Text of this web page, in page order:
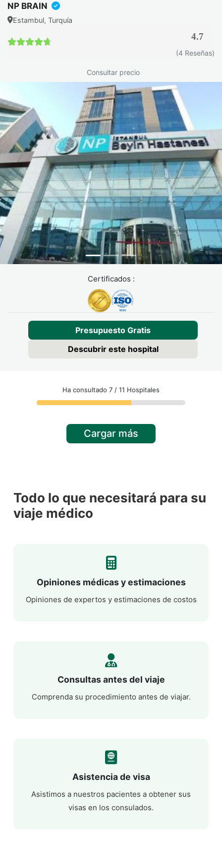
NP BRAIN
Estambul, Turquía
4.7 / 5
4.7
(4 Reseñas)
Consultar precio
Certificados :
Presupuesto Gratis
Descubrir este hospital
Ha consultado 7 / 11 Hospitales
Cargar más
Todo lo que necesitará para su
viaje médico
Opiniones médicas y estimaciones
Opiniones de expertos y estimaciones de costos
Consultas antes del viaje
Comprenda su procedimiento antes de viajar.
Asistencia de visa
Asistimos a nuestros pacientes a obtener sus
visas en los consulados.